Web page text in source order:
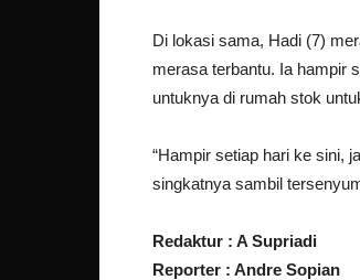
Di lokasi sama, Hadi (7)
merasa terbantu. Ia hampir
untuknya di rumah stok
“Hampir setiap hari ke sini,
singkatnya sambil
Redaktur : A Supriadi
Reporter : Andre Sopian